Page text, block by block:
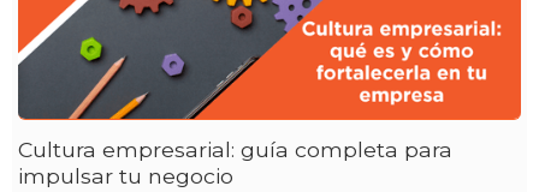
Cultura empresarial: guía completa para
impulsar tu negocio